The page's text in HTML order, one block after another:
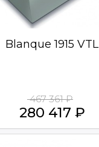
Blanque 1915 VTL
467 361 ₽
280 417 ₽